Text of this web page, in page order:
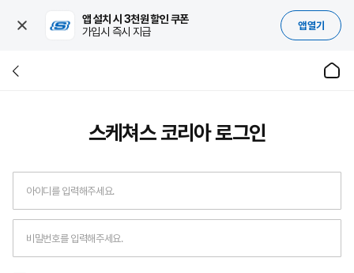
앱 설치 시 3천원 할인 쿠폰
가입시 즉시 지급
앱 열기
스케쳐스 코리아로그인